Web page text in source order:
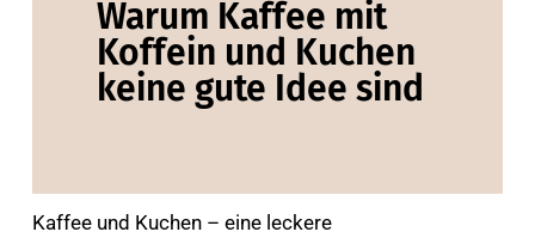
Warum Kaffee mit
Koffein und Kuchen
keine gute Idee sind
Kaffee und Kuchen – eine leckere